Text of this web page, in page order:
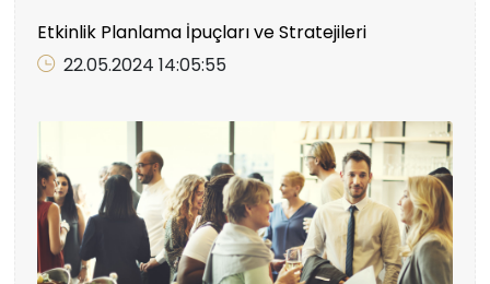
Etkinlik Planlama İpuçları ve Stratejileri
22.05.2024 14:05:55